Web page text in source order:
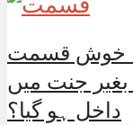
خوش قسمت
جنت میں
داخل ہو گیا؟